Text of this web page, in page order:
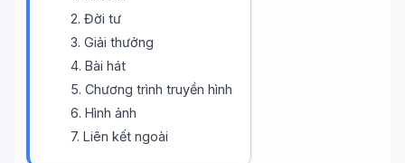
2. Đời tư
3. Giải thưởng
4. Bài hát
5. Chương trình truyền hình
6. Hình ảnh
7. Liên kết ngoài